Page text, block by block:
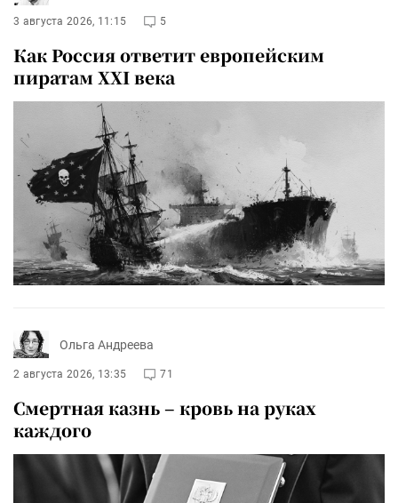
3 августа 2026, 11:15 5
Как Россия ответит европейским
пиратам XXI века
Ольга Андреева
2 августа 2026, 13:35 71
Смертная казнь – кровь на руках
каждого